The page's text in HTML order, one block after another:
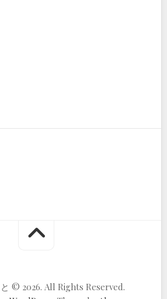
© 2026. All Rights Reserved.